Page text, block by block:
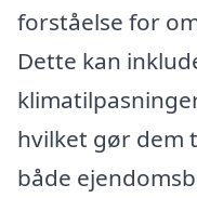
forståelse for
Dette kan
hvilket gør
både